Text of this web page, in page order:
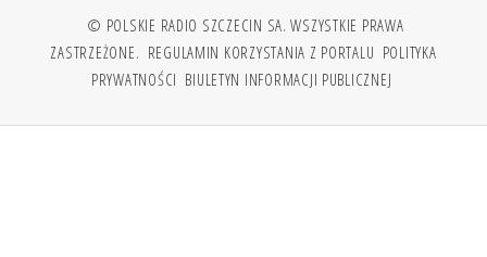
© POLSKIE RADIO SZCZECIN SA. WSZYSTKIE PRAWA
ZASTRZEŻONE. REGULAMIN KORZYSTANIA Z PORTALU POLITYKA
PRYWATNOŚCI BIULETYN INFORMACJI PUBLICZNEJ